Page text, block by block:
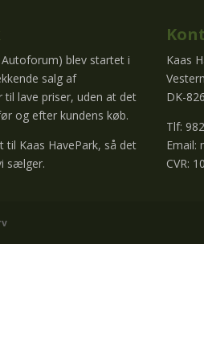
Autoforum) blev startet i
salg af
lave priser, uden at det
og efter kundens køb.
Kaas HavePark, så det
sælger.
Kaas
DK-
Tlf:
Email:
CVR: